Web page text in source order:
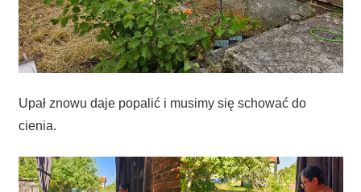
Upał znowu daje popalić i musimy się schować do
cienia.